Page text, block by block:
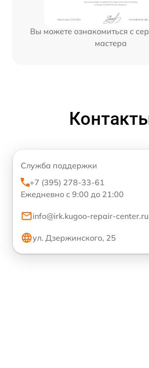
Вы можете ознакомиться с
мастера
Служба поддержки
+7 (395) 278-33-61
Ежедневно с 9:00 до 21:00
info@irk.kugoo-repair-center.ru
ул. Дзержинского, 25